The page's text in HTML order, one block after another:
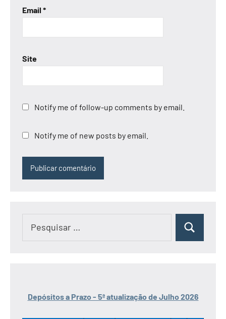
Email *
Site
Notify me of follow-up comments by email.
Notify me of new posts by email.
Pesquisar
Depósitos a Prazo - 5ª atualização de Julho 2026